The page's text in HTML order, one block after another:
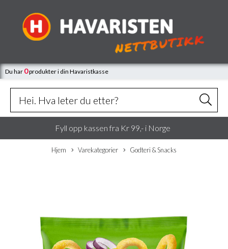
Du har 0produkteri din Havaristkasse
Fyll opp kassen fra Kr 99,- i Norge
Hjem Varekategorier Godteri & Snacks